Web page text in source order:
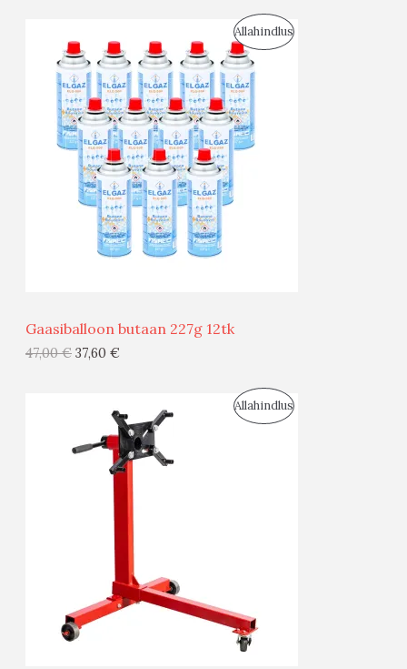
AllahindlusS
S
Gaasiballoon butaan 227g 12tk
47,00€ 37,60 €
AllahindlusS